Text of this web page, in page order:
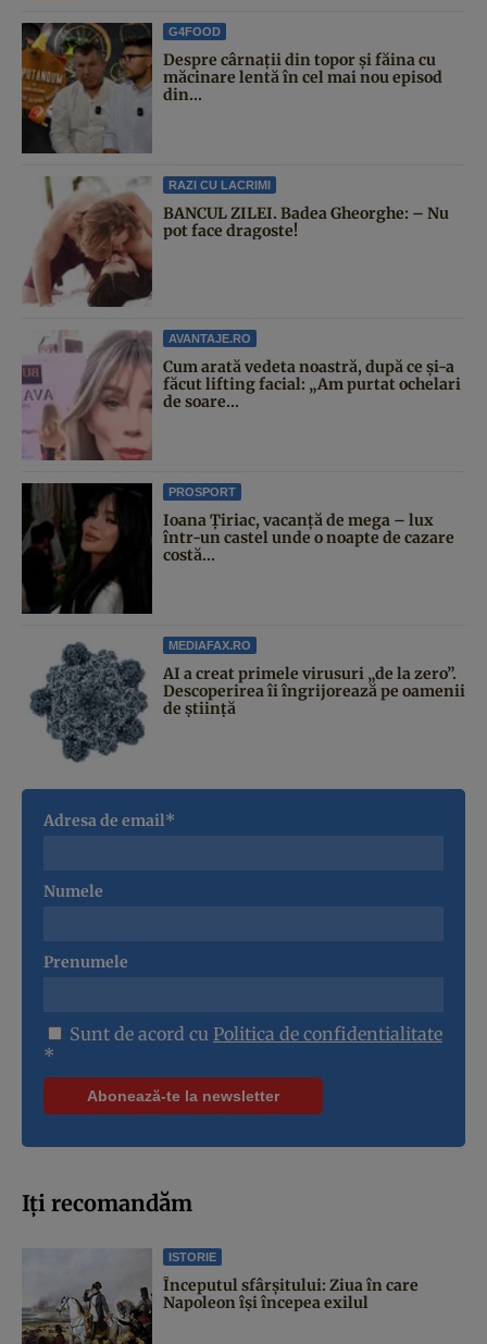
G4FOOD
Despre cârnații din topor și făina cu
măcinare lentă în cel mai nou episod
din...
RAZI CU LACRIMI
BANCUL ZILEI. Badea Gheorghe: – Nu
pot face dragoste!
AVANTAJE.RO
Cum arată vedeta noastră, după ce și-a
făcut lifting facial: „Am purtat ochelari
de soare...
PROSPORT
Ioana Țiriac, vacanță de mega – lux
într-un castel unde o noapte de cazare
costă...
MEDIAFAX.RO
AI a creat primele virusuri „de la zero”.
Descoperirea îi îngrijorează pe oamenii
de știință
Adresa de email*
Numele
Prenumele
Sunt de acord cu Politica de confidentialitate
*
Iți recomandăm
ISTORIE
Începutul sfârşitului: Ziua în care
Napoleon îşi începea exilul